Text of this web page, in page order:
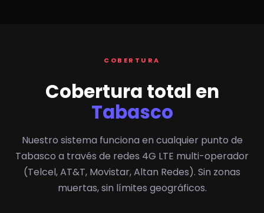
COBERTURA
Cobertura total en
Tabasco
Nuestro sistema funciona en cualquier punto de
Tabasco a través de redes 4G LTE multi-operador
(Telcel, AT&T, Movistar, Altan Redes). Sin zonas
muertas, sin límites geográficos.